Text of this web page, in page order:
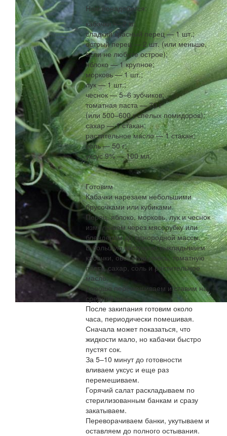
Нам понадобится:
кабачки — 2 кг;
сладкий красный перец — 1 шт.;
острый перец — 2 шт. (или меньше,
если не любите острое);
яблоко — 1 крупное;
морковь — 1 шт.;
лук — 1 шт.;
чеснок — 5–6 зубчиков;
томатная паста — 70 г
(или 500–600 г спелых помидоров);
сахар — 1 стакан;
растительное масло — 1 стакан;
соль — 50 г;
уксус 9% — 100 мл.
Готовим
Кабачки нарезаем небольшими
брусочками или кубиками.
Перец, яблоко, морковь, лук и чеснок
измельчаем через мясорубку или
блендером до однородной массы.
В большую кастрюлю выкладываем
кабачки, овощную смесь, томатную
пасту, сахар, соль и растительное
масло.
Хорошо перемешиваем и ставим на
средний огонь.
После закипания готовим около
часа, периодически помешивая.
Сначала может показаться, что
жидкости мало, но кабачки быстро
пустят сок.
За 5–10 минут до готовности
вливаем уксус и еще раз
перемешиваем.
Горячий салат раскладываем по
стерилизованным банкам и сразу
закатываем.
Переворачиваем банки, укутываем и
оставляем до полного остывания.